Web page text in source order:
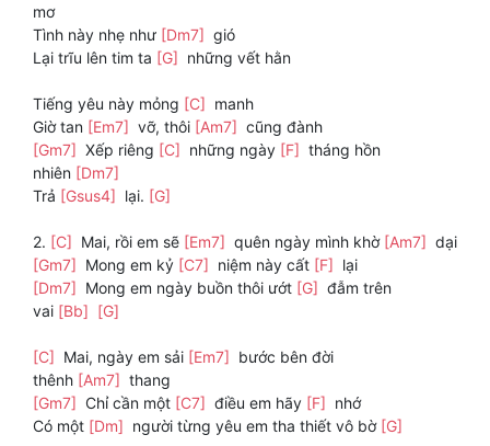
mơ
Tình này nhẹ như [Dm7] gió
Lại trĩu lên tim ta [G] những vết hằn
Tiếng yêu này mỏng [C] manh
Giờ tan [Em7] vỡ, thôi [Am7] cũng đành
[Gm7] Xếp riêng [C] những ngày [F] tháng hồn
nhiên [Dm7]
Trả [Gsus4] lại. [G]
2. [C] Mai, rồi em sẽ [Em7] quên ngày mình khờ [Am7] dại
[Gm7] Mong em kỷ [C7] niệm này cất [F] lại
[Dm7] Mong em ngày buồn thôi ướt [G] đẫm trên
vai [Bb] [G]
[C] Mai, ngày em sải [Em7] bước bên đời
thênh [Am7] thang
[Gm7] Chỉ cần một [C7] điều em hãy [F] nhớ
Có một [Dm] người từng yêu em tha thiết vô bờ [G]